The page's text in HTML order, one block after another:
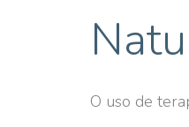
O uso de